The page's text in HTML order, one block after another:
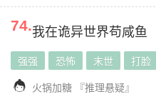
74.我在诡异世界苟咸鱼
强强 恐怖 末世 打脸
 火锅加糖 『推理悬疑』